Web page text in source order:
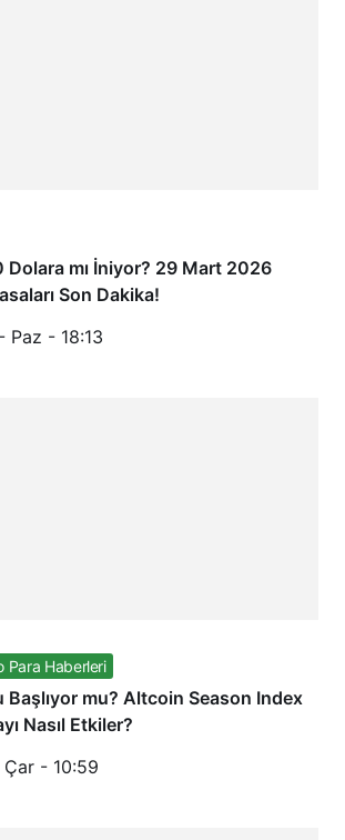
mı İniyor? 29 Mart 2026
Son Dakika!
- 18:13
Para Haberleri
mu? Altcoin Season Index
Nasıl Etkiler?
- 10:59